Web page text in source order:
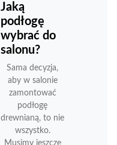
Jaką
podłogę
wybrać do
salonu?
Sama decyzja,
aby w salonie
zamontować
podłogę
drewnianą, to nie
wszystko.
Musimy jeszcze